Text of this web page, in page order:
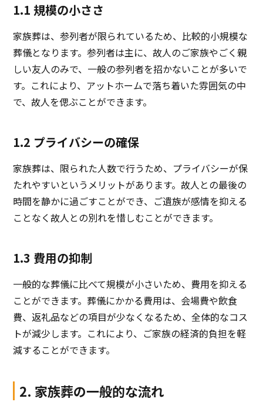
1.1 規模の小ささ
家族葬は、参列者が限られているため、比較的小規模な
葬儀となります。参列者は主に、故人のご家族やごく親
しい友人のみで、一般の参列者を招かないことが多いで
す。これにより、アットホームで落ち着いた雰囲気の中
で、故人を偲ぶことができます。
1.2 プライバシーの確保
家族葬は、限られた人数で行うため、プライバシーが保
たれやすいというメリットがあります。故人との最後の
時間を静かに過ごすことができ、ご遺族が感情を抑える
ことなく故人との別れを惜しむことができます。
1.3 費用の抑制
一般的な葬儀に比べて規模が小さいため、費用を抑える
ことができます。葬儀にかかる費用は、会場費や飲食
費、返礼品などの項目が少なくなるため、全体的なコス
トが減少します。これにより、ご家族の経済的負担を軽
減することができます。
2. 家族葬の一般的な流れ